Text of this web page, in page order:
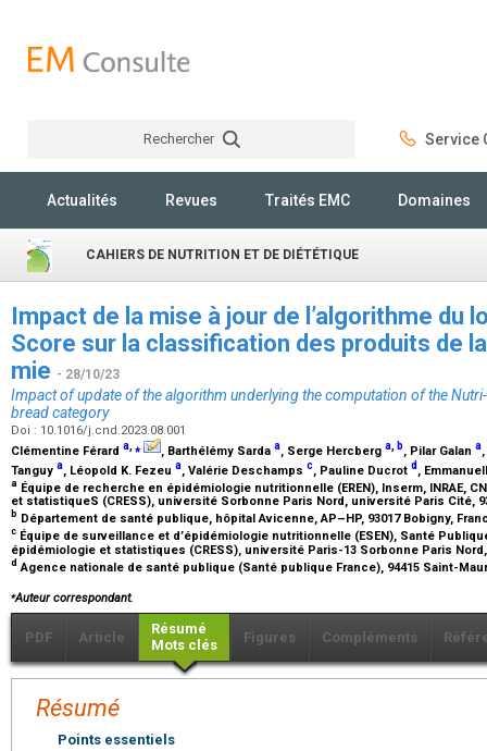
Rechercher Service
Actualités Revues Traités EMC Domaines
CAHIERS DE NUTRITION ET DE DIÉTÉTIQUE
Impact de la mise à jour de l’algorithme du
Score sur la classification des produits de
mie - 28/10/23
Impact of update of the algorithm underlying the computation of the
bread category
Doi : 10.1016/j.cnd.2023.08.001
Clémentine Férard a,⁎ , Barthélémy Sarda a, Serge Hercberg a, b, Pilar Galan a
Tanguy a, Léopold K. Fezeu a, Valérie Deschamps c, Pauline Ducrot d ,
a Équipe de recherche en épidémiologie nutritionnelle (EREN), Inserm, INRAE,
et statistiqueS (CRESS), université Sorbonne Paris Nord, université Paris Cité,
b Département de santé publique, hôpital Avicenne, AP–HP, 93017 Bobigny,
c Équipe de surveillance et d’épidémiologie nutritionnelle (ESEN), Santé
épidémiologie et statistiques (CRESS), université Paris-13 Sorbonne Paris
d Agence nationale de santé publique (Santé publique France), 94415 Saint-
⁎Auteur correspondant.
PDF Article
Résumé
Mots clés
Figures Compléments
Résumé
Points essentiels